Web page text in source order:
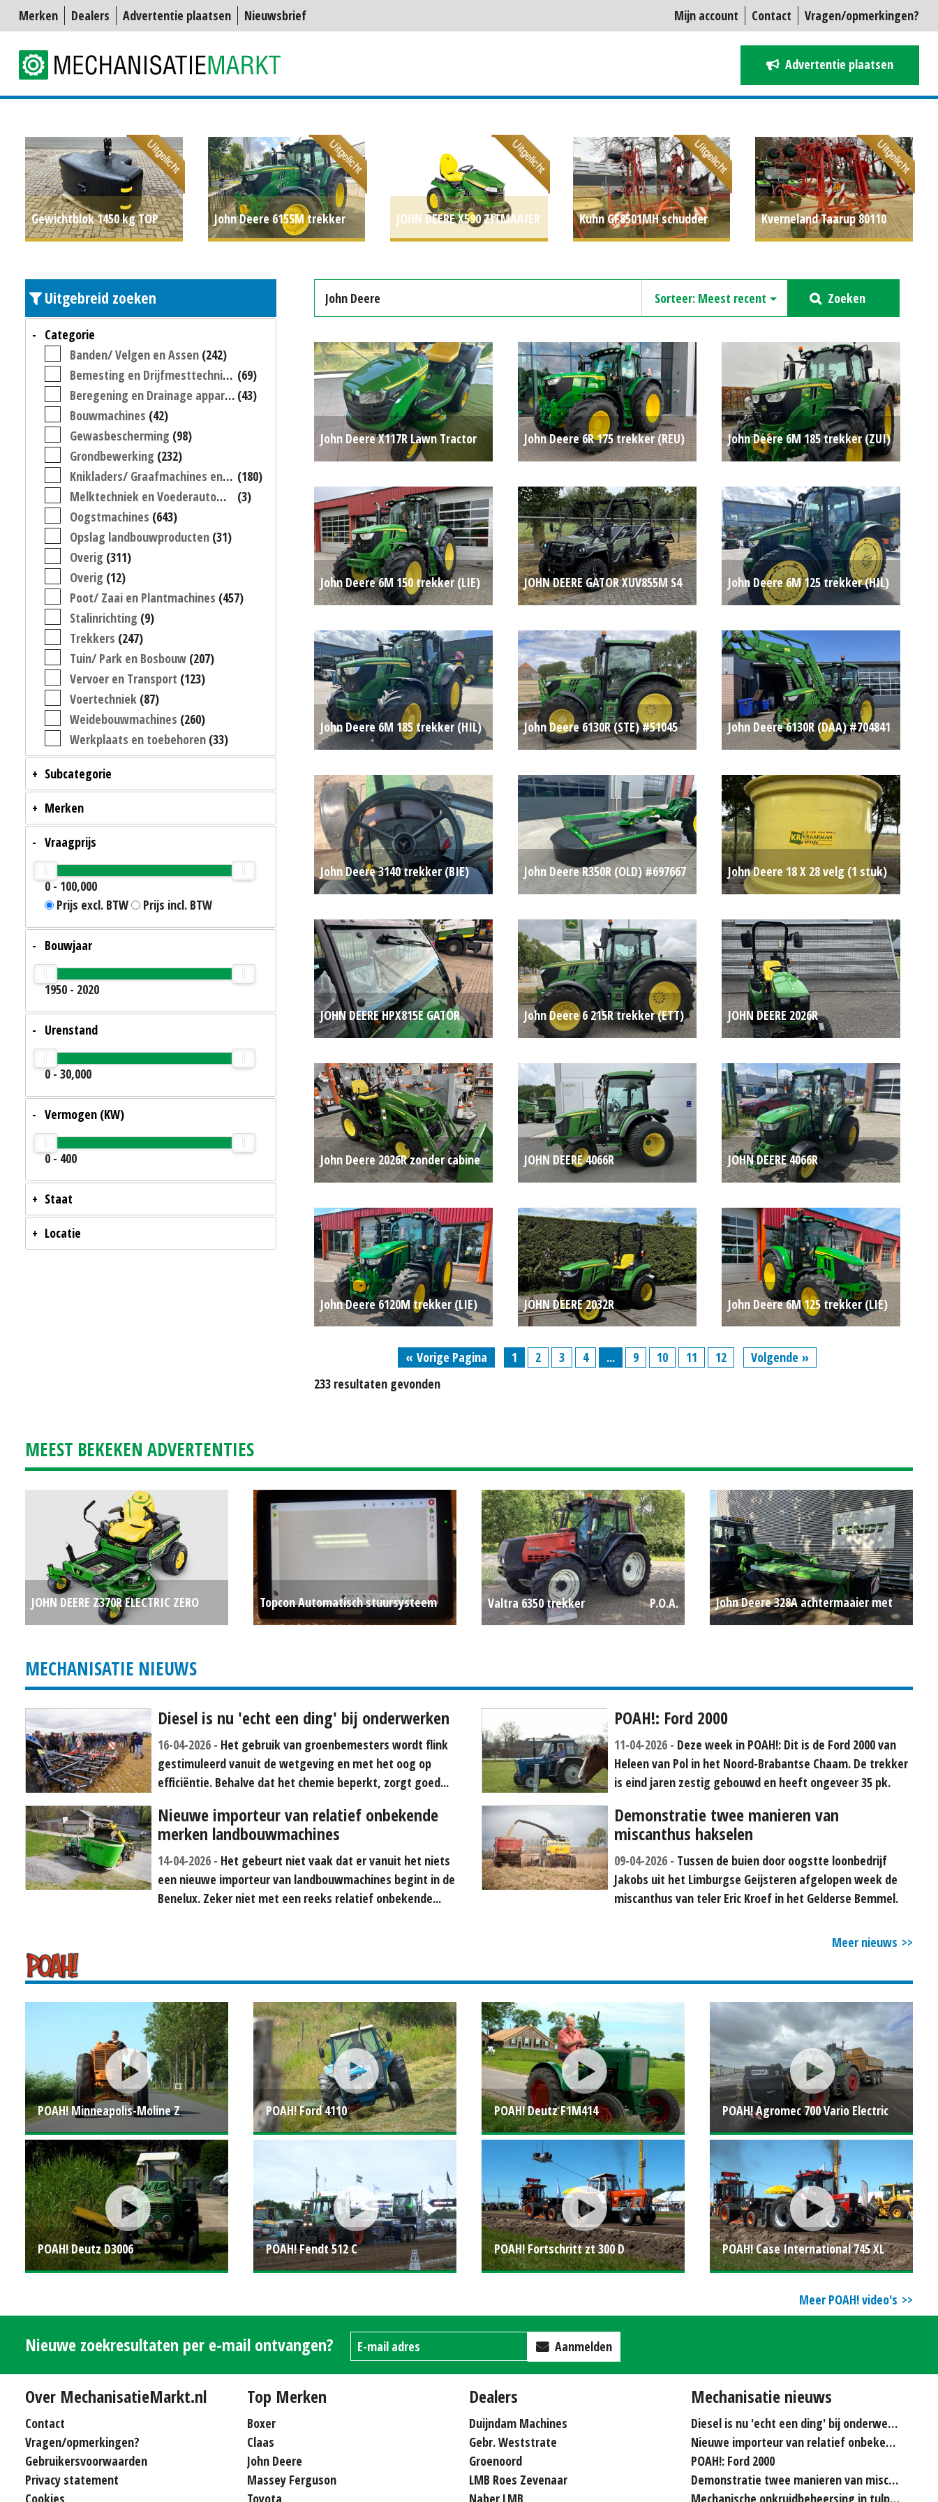
Mijn account Contact Vragen/opmerkingen?
Merken Dealers Advertentie plaatsen Nieuwsbrief
Advertentie plaatsen
Gewichtblok 1450 kg TOP
Uitgelicht
John Deere 6155M trekker
Uitgelicht
JOHN DEERE X590 ZITMAAIER
#692208
€ 10.891
Uitgelicht
Kuhn GF8501MH schudder
Uitgelicht
Kverneland Taarup 80110
Uitgelicht
Uitgebreid zoeken
Categorie
Banden/ Velgen en Assen (242)
Bemesting en Drijfmesttechniek
(69)
Beregening en Drainage apparatuur
(43)
Bouwmachines (42)
Gewasbescherming (98)
Grondbewerking (232)
Knikladers/ Graafmachines en Heftrucks
(180)
Melktechniek en Voederautomaten
(3)
Oogstmachines (643)
Opslag landbouwproducten (31)
Overig (311)
Overig (12)
Poot/ Zaai en Plantmachines (457)
Stalinrichting (9)
Trekkers (247)
Tuin/ Park en Bosbouw (207)
Vervoer en Transport (123)
Voertechniek (87)
Weidebouwmachines (260)
Werkplaats en toebehoren (33)
Subcategorie
Merken
Vraagprijs
0- 100,000
Prijs excl. BTW
Prijs incl. BTW
Bouwjaar
1950 - 2020
Urenstand
0- 30,000
Vermogen (KW)
0- 400
Staat
Locatie
Zoeken
John Deere X117R Lawn Tractor
John Deere 6R 175 trekker (REU)
John Deere 6M 185 trekker (ZUI)
John Deere 6M 150 trekker (LIE)
JOHN DEERE GATOR XUV855M S4
John Deere 6M 125 trekker (HIL)
John Deere 6M 185 trekker (HIL)
John Deere 6130R (STE) #51045
John Deere 6130R (DAA) #704841
John Deere 3140 trekker (BIE)
John Deere R350R (OLD) #697667
John Deere 18 X 28 velg (1 stuk)
JOHN DEERE HPX815E GATOR
John Deere 6 215R trekker (ETT)
JOHN DEERE 2026R
#781745
Op aanvraag
John Deere 2026R zonder cabine
JOHN DEERE 4066R
#781277
Op aanvraag
JOHN DEERE 4066R
Op aanvraag
John Deere 6120M trekker (LIE)
JOHN DEERE 2032R
#781743
Op aanvraag
John Deere 6M 125 trekker (LIE)
« Vorige Pagina
Volgende »
1 2 3 4 ... 9 10 11
12
233 resultaten gevonden
MEEST BEKEKEN ADVERTENTIES
JOHN DEERE Z370R ELECTRIC ZERO
Topcon Automatisch stuursysteem
Valtra 6350 trekker P.O.A.
John Deere 328A achtermaaier met
MECHANISATIE NIEUWS
Diesel is nu 'echt een ding' bij onderwerken
16-04-2026
Het gebruik van groenbemesters wordt flink
gestimuleerd vanuit de wetgeving en met het oog op
efficiëntie. Behalve dat het chemie beperkt, zorgt goed...
Nieuwe importeur van relatief onbekende
merken landbouwmachines
14-04-2026
Het gebeurt niet vaak dat er vanuit het niets
een nieuwe importeur van landbouwmachines begint in de
Benelux. Zeker niet met een reeks relatief onbekende...
POAH!: Ford 2000
11-04-2026
Deze week in POAH!: Dit is de Ford 2000 van
Heleen van Pol in het Noord-Brabantse Chaam. De trekker
is eind jaren zestig gebouwd en heeft ongeveer 35 pk.
Demonstratie twee manieren van
miscanthus hakselen
09-04-2026
Tussen de buien door oogstte loonbedrijf
Jakobs uit het Limburgse Geijsteren afgelopen week de
miscanthus van teler Eric Kroef in het Gelderse Bemmel.
Meer nieuws
POAH! Minneapolis-Moline Z
POAH! Deutz D3006
POAH! Ford 4110
POAH! Fendt 512 C
POAH! Deutz F1M414
POAH! Fortschritt zt 300 D
POAH! Agromec 700 Vario Electric
POAH! Case International 745 XL
Meer POAH! video's
Nieuwe zoekresultaten per e-mail ontvangen? Aanmelden
Over MechanisatieMarkt.nl
Contact
Vragen/opmerkingen?
Gebruikersvoorwaarden
Privacy statement
Top Merken
Boxer
Claas
John Deere
Massey Ferguson
Dealers
Duijndam Machines
Gebr. Weststrate
Groenoord
LMB Roes Zevenaar
Mechanisatie nieuws
Diesel is nu 'echt een ding' bij onderwerken
Nieuwe importeur van relatief onbekende merken...
POAH!: Ford 2000
Demonstratie twee manieren van miscanthus hakselen